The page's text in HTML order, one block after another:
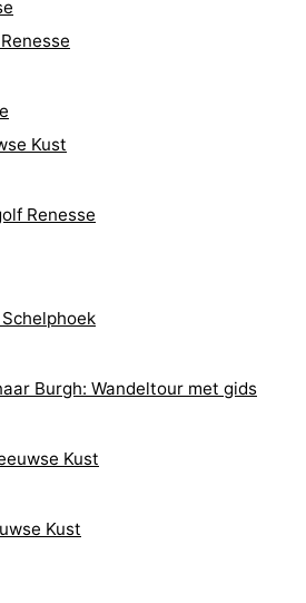
Kust
Renesse
Burgh: Wandeltour met gids
Kust
Kust